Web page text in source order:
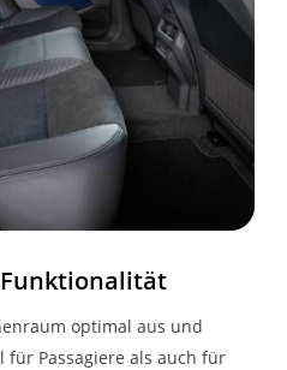
verstellbar
KONNEKTIVITÄT
Navigationskartenmaterial
optimal aus und
für Passagiere als auch für